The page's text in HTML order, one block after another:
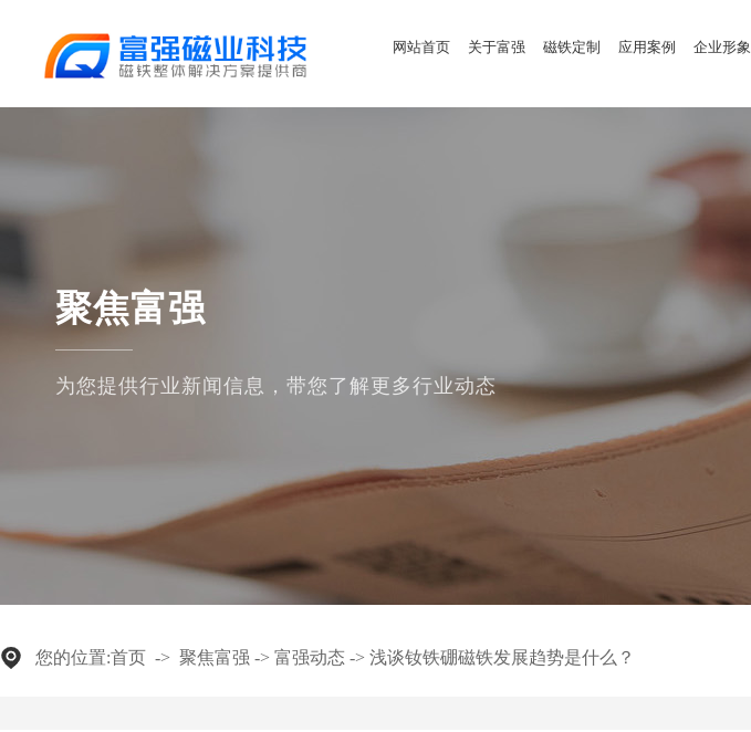
网站首页 关于富强 磁铁定制 应用案例 企业形象
聚焦富强
为您提供行业新闻信息，带您了解更多行业动态
您的位置:首页 -> 聚焦富强 -> 富强动态 -> 浅谈钕铁硼磁铁发展趋势是什么？